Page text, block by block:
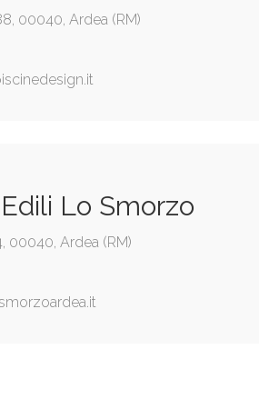
00040, Ardea (RM)
Lo Smorzo
00040, Ardea (RM)